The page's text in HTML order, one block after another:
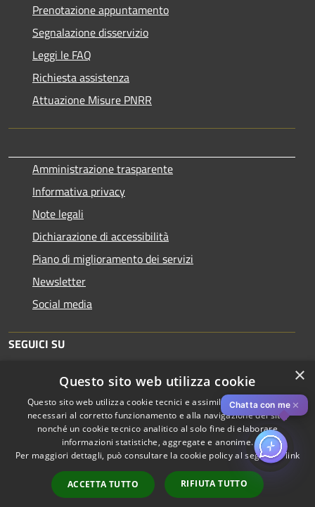
Prenotazione appuntamento
Segnalazione disservizio
Leggi le FAQ
Richiesta assistenza
Attuazione Misure PNRR
Amministrazione trasparente
Informativa privacy
Note legali
Dichiarazione di accessibilità
Piano di miglioramento dei servizi
Newsletter
Social media
SEGUICI SU
RSS
Accessibilità
Copyright © 2026 • Comune di
Piacenza • Powered by
Municipium•
Accesso
redazione
Chatta con me ✕
×
Questo sito web utilizza cookie
Questo sito web utilizza cookie tecnici e assimilati strettamente
necessari al corretto funzionamento e alla navigazione del sito,
nonché un cookie tecnico analitico al solo fine di elaborare
informazioni statistiche, aggregate e anonime.
Per maggiori dettagli, può consultare la cookie policy al seguentelink
ACCETTA TUTTO RIFIUTA TUTTO